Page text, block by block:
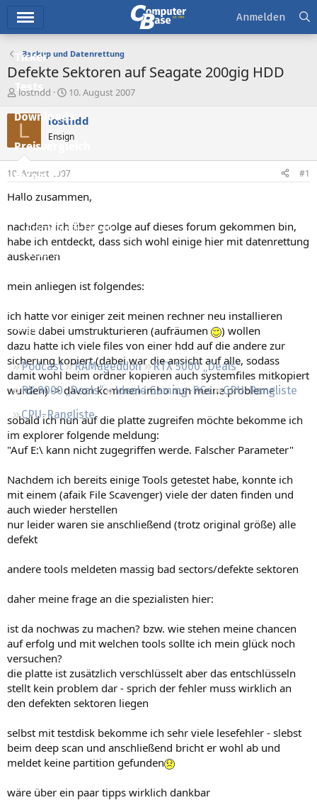
Ticker
Tests
Downloads
Preisvergleich
Forum
Aktuelles
Empfohlene Inhalte
Neue Beiträge
Regeln
Podcast RAMageddon
RTX 5000 „Deals“
RX 9000 „Deals“
Ideale Gaming-PCs
GPU-Rangliste
CPU-Rangliste
Anmelden
Backup und Datenrettung
Defekte Sektoren auf Seagate 200gig HDD
E
s
e
e
r
losthdd
E
s
e
l
t
a
10. August 2007
L losthdd
Ensign
10. August 2007 #1
Hallo zusammen,
nachdem ich über goolge auf dieses forum gekommen bin,
habe ich entdeckt, dass sich wohl einige hier mit datenrettung
auskennen
mein anliegen ist folgendes:
ich hatte vor einiger zeit meinen rechner neu installieren
sowie dabei umstrukturieren (aufräumen
) wollen
dazu hatte ich viele files von einer hdd auf die andere zur
sicherung kopiert (dabei war die ansicht auf alle, sodass
damit wohl beim ordner kopieren auch systemfiles mitkopiert
wurden) -> davon kommen imho nun meine probleme
sobald ich nun auf die platte zugreifen möchte bekomme ich
im explorer folgende meldung:
"Auf E:\ kann nicht zugegriffen werde. Falscher Parameter"
Nachdem ich bereits einige Tools getestet habe, konnte ich
mit einem (afaik File Scavenger) viele der daten finden und
auch wieder herstellen
nur leider waren sie anschließend (trotz original größe) alle
defekt
andere tools meldeten massig bad sectors/defekte sektoren
daher meine frage an die spezialisten hier:
ist da nochwas zu machen? bzw. wie stehen meine chancen
auf erfolg und mit welchen tools sollte ich mein glück noch
versuchen?
die platte ist zusätzlich verschlüsselt aber das entschlüsseln
stellt kein problem dar - sprich der fehler muss wirklich an
den defekten sektoren liegen
selbst mit testdisk bekomme ich sehr viele lesefehler - slebst
beim deep scan und anschließend bricht er wohl ab und
meldet keine partition gefunden
wäre über ein paar tipps wirklich dankbar